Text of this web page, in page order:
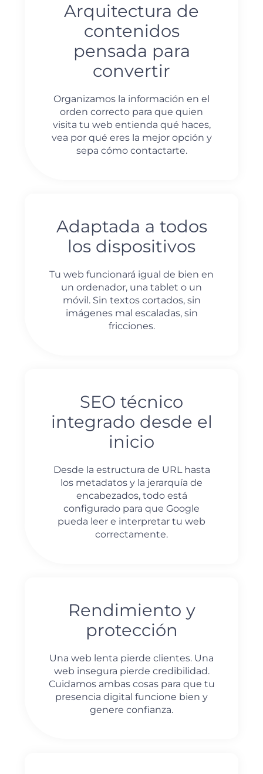
Arquitectura de
contenidos
pensada para
convertir
Organizamos la información en el
orden correcto para que quien
visita tu web entienda qué haces,
vea por qué eres la mejor opción y
sepa cómo contactarte.
Adaptada a todos
los dispositivos
Tu web funcionará igual de bien en
un ordenador, una tablet o un
móvil. Sin textos cortados, sin
imágenes mal escaladas, sin
fricciones.
SEO técnico
integrado desde el
inicio
Desde la estructura de URL hasta
los metadatos y la jerarquía de
encabezados, todo está
configurado para que Google
pueda leer e interpretar tu web
correctamente.
Rendimiento y
protección
Una web lenta pierde clientes. Una
web insegura pierde credibilidad.
Cuidamos ambas cosas para que tu
presencia digital funcione bien y
genere confianza.